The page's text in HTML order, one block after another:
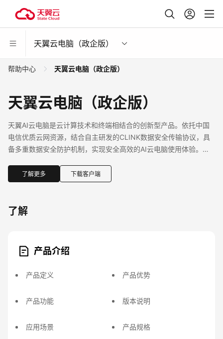
天翼云电脑（政企版）
帮助中心 天翼云电脑（政企版）
天翼云电脑（政企版）
天翼AI云电脑是云计算技术和终端相结合的创新型产品。依托中国
电信优质云网资源，结合自主研发的CLINK数据安全传输协议，具
备多重数据安全防护机制，实现安全高效的AI云电脑使用体验。提
医疗等行业使用场景。
了解更多 下载客户端
了解
产品介绍
产品定义 产品优势
产品功能 版本说明
应用场景 产品规格